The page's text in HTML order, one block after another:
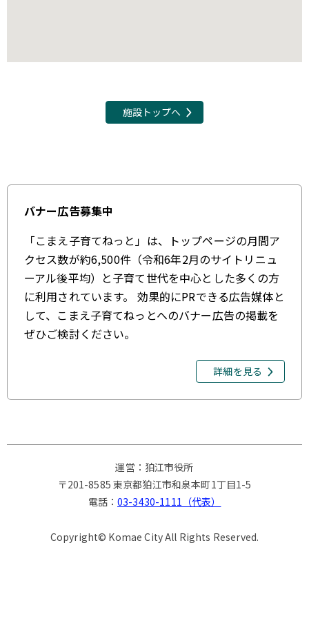
施設トップへ
バナー広告募集中
「こまえ子育てねっと」は、トップページの月間ア
クセス数が約6,500件（令和6年2月のサイトリニュ
ーアル後平均）と子育て世代を中心とした多くの方
に利用されています。 効果的にPRできる広告媒体と
して、こまえ子育てねっとへのバナー広告の掲載を
ぜひご検討ください。
詳細を見る
運営：狛江市役所
〒201-8585 東京都狛江市和泉本町1丁目1-5
電話：03-3430-1111（代表）
Copyright© Komae City All Rights Reserved.